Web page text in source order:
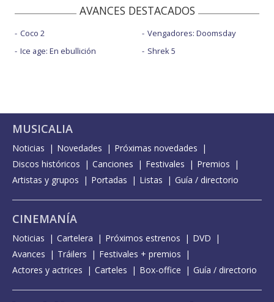
AVANCES DESTACADOS
Coco 2
Ice age: En ebullición
Vengadores: Doomsday
Shrek 5
MUSICALIA
Noticias Novedades
Próximas novedades
Discos históricos
Canciones Festivales
Premios
Artistas y grupos
Portadas Listas Guía / directorio
CINEMANÍA
Noticias Cartelera Próximos estrenos
DVD
Avances
Tráilers
Festivales + premios
Actores y actrices
Carteles Box-office Guía / directorio